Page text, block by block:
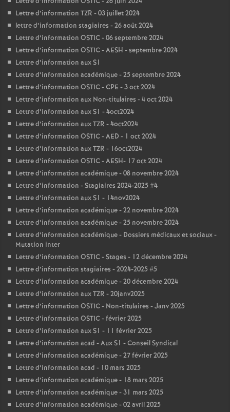
Lettre d’information TZR - 03 juillet 2024
lettre d’information stagiaires - 26 août 2024
Lettre d’information OSTIC - 06 septembre 2024
Lettre d’information OSTIC - AESH - septembre 2024
Lettre d’information aux S1
Lettre d’information académique - 25 septembre 2024
Lettre d’information OSTIC - CPE - 3 oct 2024
Lettre d’information aux Non-titulaires - 4 oct 2024
Lettre d’information aux S1 - 4oct2024
Lettre d’information aux TZR - 4oct2024
Lettre d’information OSTIC - AED - 1 oct 2024
Lettre d’information aux TZR - 16oct2024
Lettre d’information OSTIC - AESH- 17 oct 2024
Lettre d’information académique - 08 novembre 2024
Lettre d’information - Stagiaires 2024-2025 #4
Lettre d’information aux S1 - 14nov2024
Lettre d’information académique - 22 novembre 2024
Lettre d’information académique - 25 novembre 2024
Lettre d’information académique - Dossiers médicaux et sociaux -
Mutation inter
Lettre d’information OSTIC - Stages - 12 décembre 2024
Lettre d’information stagiaires - 2024-2025 #5
Lettre d’information académique - 20 décembre 2024
Lettre d’information aux TZR - 20janv2025
Lettre d’information OSTIC - Non-titulaires - Janv 2025
Lettre d’information OSTIC - février 2025
Lettre d’information aux S1 - 11 février 2025
Lettre d’information acad - Aux S1 - Conseil Syndical
Lettre d’information académique - 27 février 2025
Lettre d’information acad - 10 mars 2025
Lettre d’information académique - 18 mars 2025
Lettre d’information académique - 31 mars 2025
Lettre d’information académique - 02 avril 2025